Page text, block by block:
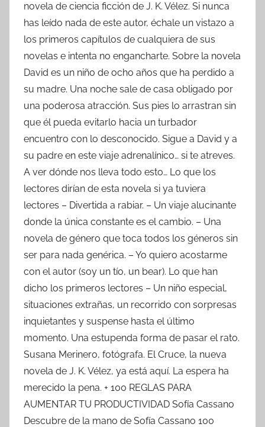
novela de ciencia ficción de J. K. Vélez. Si nunca
has leído nada de este autor, échale un vistazo a
los primeros capítulos de cualquiera de sus
novelas e intenta no engancharte. Sobre la novela
David es un niño de ocho años que ha perdido a
su madre. Una noche sale de casa obligado por
una poderosa atracción. Sus pies lo arrastran sin
que él pueda evitarlo hacia un turbador
encuentro con lo desconocido. Sigue a David y a
su padre en este viaje adrenalínico… si te atreves.
A ver dónde nos lleva todo esto… Lo que los
lectores dirían de esta novela si ya tuviera
lectores – Divertida a rabiar. – Un viaje alucinante
donde la única constante es el cambio. – Una
novela de género que toca todos los géneros sin
ser para nada genérica. – Yo quiero acostarme
con el autor (soy un tío, un bear). Lo que han
dicho los primeros lectores – Un niño especial,
situaciones extrañas, un recorrido con sorpresas
inquietantes y suspense hasta el último
momento. Una estupenda forma de pasar el rato.
Susana Merinero, fotógrafa. El Cruce, la nueva
novela de J. K. Vélez, ya está aquí. La espera ha
merecido la pena. + 100 REGLAS PARA
AUMENTAR TU PRODUCTIVIDAD Sofía Cassano
Descubre de la mano de Sofía Cassano 100